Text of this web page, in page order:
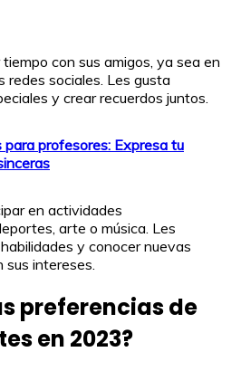
con sus amigos, ya sea en
redes sociales. Les gusta
y crear recuerdos juntos.
profesores: Expresa tu
en actividades
arte o música. Les
y conocer nuevas
intereses.
preferencias de
en 2023?